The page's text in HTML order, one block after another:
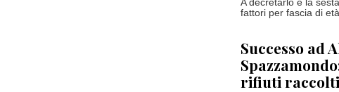
A decretarlo è la
fattori per fascia di
Successo ad
rifiuti raccolti